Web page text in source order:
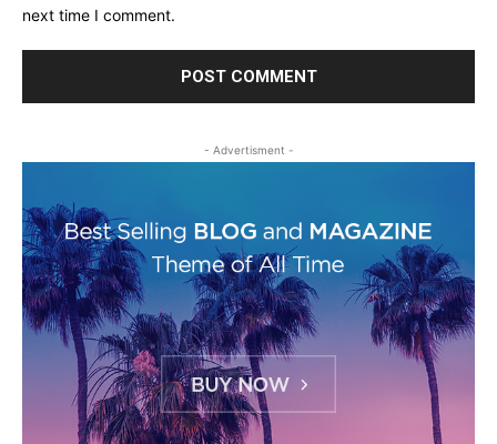
next time I comment.
- Advertisment -